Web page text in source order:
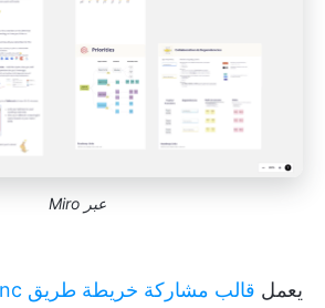
عبر Miro
يعمل قالب مشاركة خريطة طريق Miro Async